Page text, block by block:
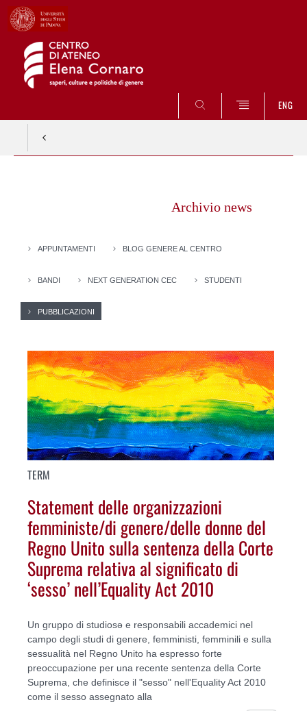
CERCA
ENG
Archivio news
APPUNTAMENTI BLOG GENERE AL CENTRO
BANDI NEXT GENERATION CEC STUDENTI
PUBBLICAZIONI
TERM
Statement delle organizzazioni
femministe/di genere/delle donne del
Regno Unito sulla sentenza della Corte
Suprema relativa al significato di
‘sesso’ nell’Equality Act 2010
Un gruppo di studiosə e responsabili accademici nel
campo degli studi di genere, femministi, femminili e sulla
sessualità nel Regno Unito ha espresso forte
preoccupazione per una recente sentenza della Corte
Suprema, che definisce il "sesso" nell'Equality Act 2010
come il sesso assegnato alla